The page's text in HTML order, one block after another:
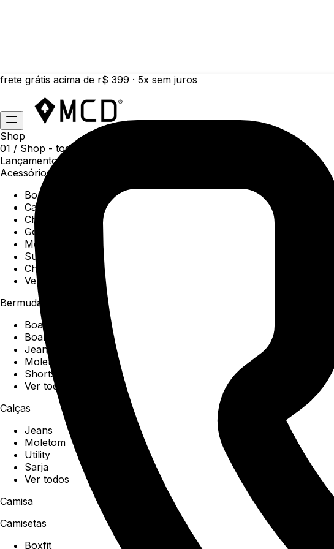
frete grátis acima de r$ 399 · 5x sem juros
Shop
01 / Shop - todas as categorias da coleção atual
Lançamentos da semana
Acessórios
Boné
Carteiras
Chaveiros
Gorros
Meias
Sunga
Chinelos
Ver todos
Bermudas
Boardshorts
Boardwalk
Jeans
Moletom
Shorts
Ver todos
Calças
Jeans
Moletom
Utility
Sarja
Ver todos
Camisa
Camisetas
Boxfit